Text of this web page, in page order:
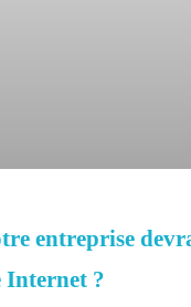
entreprise
Internet ?